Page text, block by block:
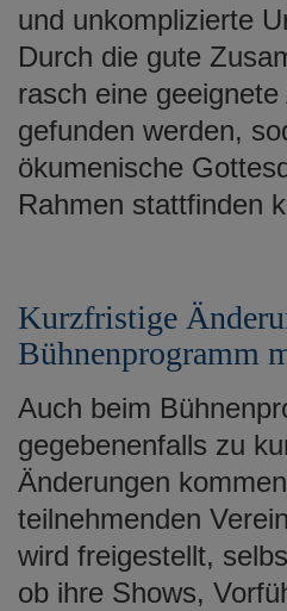
und unkomplizierte
Durch die gute
rasch eine
gefunden werden,
ökumenische
Rahmen stattfinden
Kurzfristige
Bühnenprogramm
Auch beim
gegebenenfalls zu
Änderungen
teilnehmenden
wird freigestellt,
ob ihre Shows,